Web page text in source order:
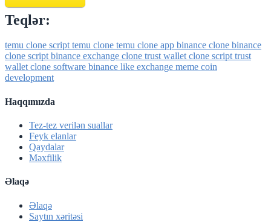
Teqlər:
temu clone scripttemu clone temu clone app binance clone binance
clone scriptbinance exchange clone trust wallet clone scripttrust
wallet clone software binance like exchange meme coin
development
Haqqımızda
Tez-tez verilən suallar
Feyk elanlar
Qaydalar
Məxfilik
Əlaqə
Əlaqə
Saytın xəritəsi